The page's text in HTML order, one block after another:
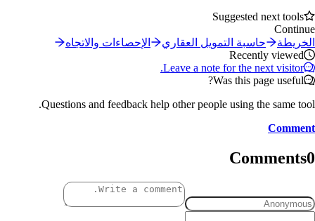
Suggested next tools
Continue
الخريطة
حاسبة التمويل العقاري
الإحصاءات والاتجاه
Recently viewed
Leave a note for the next visitor.
Was this page useful?
Questions and feedback help other people using the same tool.
Comment
Comments0